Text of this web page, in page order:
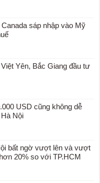
sáp nhập vào Mỹ
Yên, Bắc Giang đầu tư
USD cũng không dễ
Nội
bất ngờ vượt lên và vượt
20% so với TP.HCM